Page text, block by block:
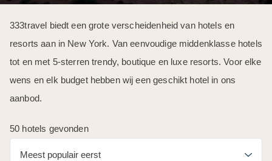
333travel biedt een grote verscheidenheid van hotels en
resorts aan in New York. Van eenvoudige middenklasse hotels
tot en met 5-sterren trendy, boutique en luxe resorts. Voor elke
wens en elk budget hebben wij een geschikt hotel in ons
aanbod.
50 hotels gevonden